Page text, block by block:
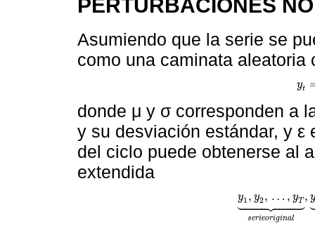
PERTURBACIONES
Asumiendo que la serie se
como una caminata aleatoria
yt
yt= μ
donde μ y σ corresponden a
y su desviación estándar, y ε
del ciclo puede obtenerse al
extendida
y1 , y2, … , yT
 

 
serieoriginal
, 
y1 ,y2,…, y T⏟ser e